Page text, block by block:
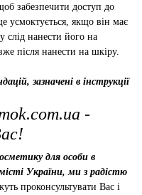
забезпечити доступ до
усмоктується, якщо він має
слід нанести його на
після нанести на шкіру.
зазначені в інструкції
-
для особи в
України, ми з радістю
проконсультувати Вас і